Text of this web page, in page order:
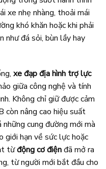
xe nhẹ nhàng, thoải mái
khó khăn hoặc khi phải
như đá sỏi, bùn lầy hay
xe đạp địa hình trợ lực
giữa công nghệ và tính
Không chỉ giữ được cảm
còn nâng cao hiệu suất
những cung đường mới mà
giới hạn về sức lực hoặc
từđộng cơ điệnđã mở ra
từ người mới bắt đầu cho